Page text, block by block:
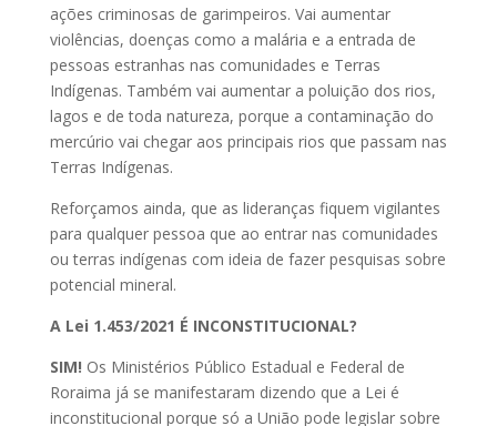
ações criminosas de garimpeiros. Vai aumentar
violências, doenças como a malária e a entrada de
pessoas estranhas nas comunidades e Terras
Indígenas. Também vai aumentar a poluição dos rios,
lagos e de toda natureza, porque a contaminação do
mercúrio vai chegar aos principais rios que passam nas
Terras Indígenas.
Reforçamos ainda, que as lideranças fiquem vigilantes
para qualquer pessoa que ao entrar nas comunidades
ou terras indígenas com ideia de fazer pesquisas sobre
potencial mineral.
A Lei 1.453/2021 É INCONSTITUCIONAL?
SIM! Os Ministérios Público Estadual e Federal de
Roraima já se manifestaram dizendo que a Lei é
inconstitucional porque só a União pode legislar sobre